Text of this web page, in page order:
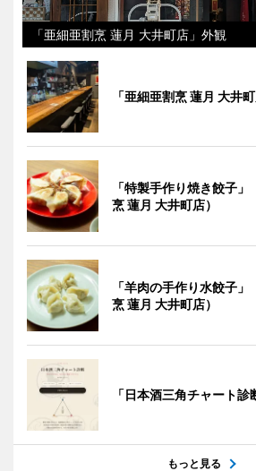
「亜細亜割烹 蓮月 大井町店」外観
「亜細亜割烹 蓮月 大井
「特製手作り焼き餃子
烹 蓮月 大井町店）
「羊肉の手作り水餃子
烹 蓮月 大井町店）
「日本酒三角チャート診
もっと見る